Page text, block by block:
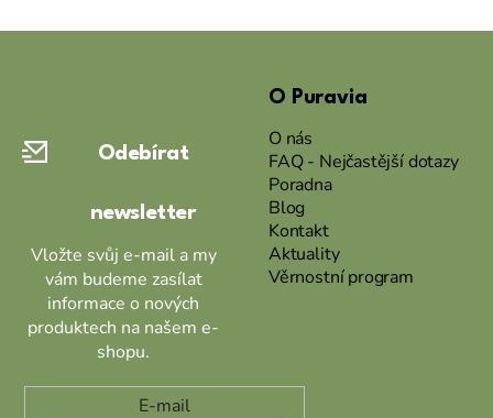
Odebírat
newsletter
Vložte svůj e-mail a my
vám budeme zasílat
informace o nových
produktech na našem e-
shopu.
E-mail
O Puravia
O nás
FAQ - Nejčastější dotazy
Poradna
Blog
Kontakt
Aktuality
Věrnostní program